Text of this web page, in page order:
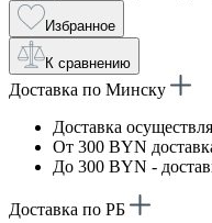
Избранное
К сравнению
Доставка по Минску
Доставка
От 300 BYN
До 300 BYN -
Доставка по РБ